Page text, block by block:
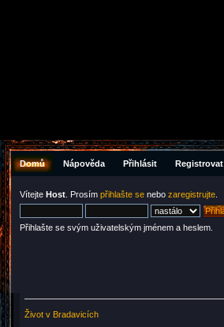
Domů Nápověda Přihlásit Registrovat
Vítejte Host . Prosím přihlašte se nebo zaregistrujte
Přihlašte se svým uživatelským jménem a heslem.
Život v Bradavicích